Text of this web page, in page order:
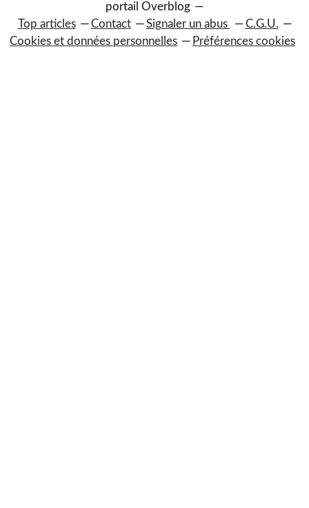
portail Overblog
Top articles
Contact Signaler un abus
C.G.U.
Cookies et données personnelles
Préférences cookies